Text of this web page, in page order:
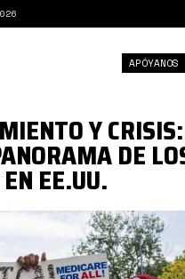
APÓYANOS
Y
DE
EE.UU.